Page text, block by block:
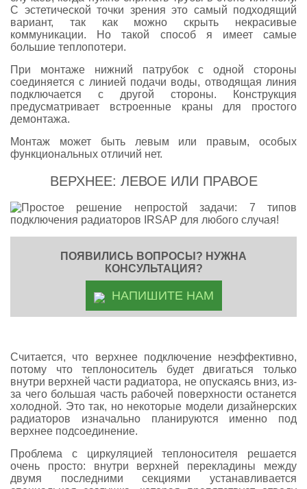
С эстетической точки зрения это самый подходящий
вариант, так как можно скрыть некрасивые
коммуникации. Но такой способ я имеет самые
большие теплопотери.
При монтаже нижний патрубок с одной стороны
соединяется с линией подачи воды, отводящая линия
подключается с другой стороны. Конструкция
предусматривает встроенные краны для простого
демонтажа.
Монтаж может быть левым или правым, особых
функциональных отличий нет.
ВЕРХНЕЕ: ЛЕВОЕ ИЛИ ПРАВОЕ
ПОЯВИЛИСЬ ВОПРОСЫ? НУЖНА
КОНСУЛЬТАЦИЯ?
НАПИШИТЕ НАМ
Считается, что верхнее подключение неэффективно,
потому что теплоноситель будет двигаться только
внутри верхней части радиатора, не опускаясь вниз, из-
за чего большая часть рабочей поверхности останется
холодной. Это так, но некоторые модели дизайнерских
радиаторов изначально планируются именно под
верхнее подсоединение.
Проблема с циркуляцией теплоносителя решается
очень просто: внутри верхней перекладины между
двумя последними секциями устанавливается